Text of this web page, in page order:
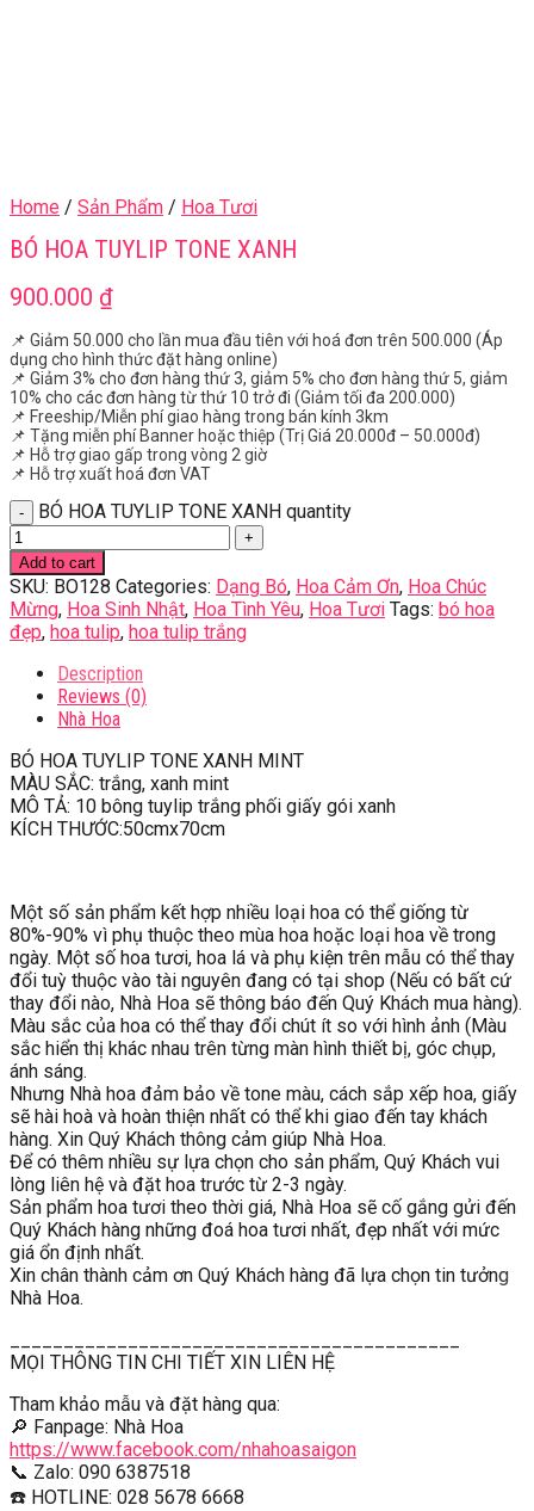
Home / Sản Phẩm / Hoa Tươi
BÓ HOA TUYLIP TONE XANH
900.000 ₫
📌 Giảm 50.000 cho lần mua đầu tiên với hoá đơn trên 500.000 (Áp
dụng cho hình thức đặt hàng online)
📌 Giảm 3% cho đơn hàng thứ 3, giảm 5% cho đơn hàng thứ 5, giảm
10% cho các đơn hàng từ thứ 10 trở đi (Giảm tối đa 200.000)
📌 Freeship/Miễn phí giao hàng trong bán kính 3km
📌 Tặng miễn phí Banner hoặc thiệp (Trị Giá 20.000đ – 50.000đ)
📌 Hỗ trợ giao gấp trong vòng 2 giờ
📌 Hỗ trợ xuất hoá đơn VAT
BÓ HOA TUYLIP TONE XANH quantity
Add to cart
SKU: BO128 Categories: Dạng Bó, Hoa Cảm Ơn, Hoa Chúc
Mừng, Hoa Sinh Nhật, Hoa Tình Yêu, Hoa Tươi Tags: bó hoa
đẹp, hoa tulip, hoa tulip trắng
Description
Reviews (0)
Nhà Hoa
BÓ HOA TUYLIP TONE XANH MINT
MÀU SẮC: trắng, xanh mint
MÔ TẢ: 10 bông tuylip trắng phối giấy gói xanh
KÍCH THƯỚC:50cmx70cm
Một số sản phẩm kết hợp nhiều loại hoa có thể giống từ
80%-90% vì phụ thuộc theo mùa hoa hoặc loại hoa về trong
ngày. Một số hoa tươi, hoa lá và phụ kiện trên mẫu có thể thay
đổi tuỳ thuộc vào tài nguyên đang có tại shop (Nếu có bất cứ
thay đổi nào, Nhà Hoa sẽ thông báo đến Quý Khách mua hàng).
Màu sắc của hoa có thể thay đổi chút ít so với hình ảnh (Màu
sắc hiển thị khác nhau trên từng màn hình thiết bị, góc chụp,
ánh sáng.
Nhưng Nhà hoa đảm bảo về tone màu, cách sắp xếp hoa, giấy
sẽ hài hoà và hoàn thiện nhất có thể khi giao đến tay khách
hàng. Xin Quý Khách thông cảm giúp Nhà Hoa.
Để có thêm nhiều sự lựa chọn cho sản phẩm, Quý Khách vui
lòng liên hệ và đặt hoa trước từ 2-3 ngày.
Sản phẩm hoa tươi theo thời giá, Nhà Hoa sẽ cố gắng gửi đến
Quý Khách hàng những đoá hoa tươi nhất, đẹp nhất với mức
giá ổn định nhất.
Xin chân thành cảm ơn Quý Khách hàng đã lựa chọn tin tưởng
Nhà Hoa.
MỌI THÔNG TIN CHI TIẾT XIN LIÊN HỆ
Tham khảo mẫu và đặt hàng qua:
🔎 Fanpage: Nhà Hoa
https://www.facebook.com/nhahoasaigon
📞 Zalo: 090 6387518
☎️ HOTLINE: 028 5678 6668